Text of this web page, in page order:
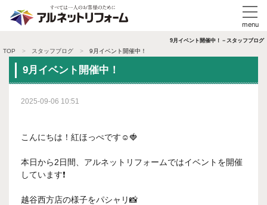
9月イベント開催中！－スタッフブログ
TOP スタッフブログ 9月イベント開催中！
9月イベント開催中！
2025-09-06 10:51
こんにちは！紅ほっぺです☺🍓
本日から2日間、アルネットリフォームではイベントを開催
しています❗
越谷西方店の様子をパシャリ📸